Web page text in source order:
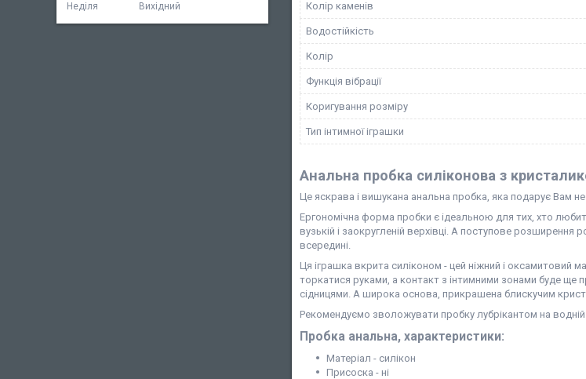
Колір каменів
Водостійкість
Колір
Функція вібрації
Коригування розміру
Тип інтимної іграшки
Анальна пробка силіконова з
Це яскрава і вишукана анальна пробка, яка подарує Вам
Ергономічна форма пробки є ідеальною для тих, хто
вузькій і заокругленій верхівці. А поступове розширення
всередині.
Ця іграшка вкрита силіконом - цей ніжний і оксамитовий
торкатися руками, а контакт з інтимними зонами буде
сідницями. А широка основа, прикрашена блискучим
Рекомендуємо зволожувати пробку лубрікантом на
Пробка анальна, характеристики:
Матеріал - силікон
Присоска - ні
Неділя
Вихідний